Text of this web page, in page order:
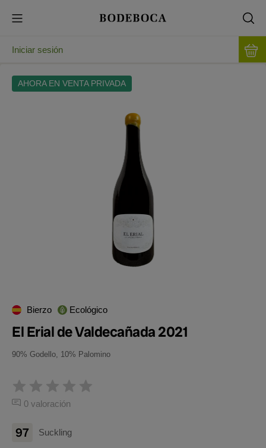
Iniciar sesión
AHORA EN VENTA PRIVADA
Bierzo Ecológico
El Erial de Valdecañada 2021
90% Godello, 10% Palomino
0 valoración
97 Suckling